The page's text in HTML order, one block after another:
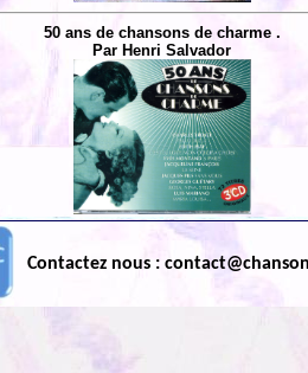
50 ans de chansons de charme .
Par Henri Salvador
Contactez nous :